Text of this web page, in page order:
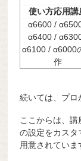
使い方応用講
α6600 /
α6400 /
α6100 / α6000
作
続いては、プロ
ここからは、
の設定をカスタ
用意されていま